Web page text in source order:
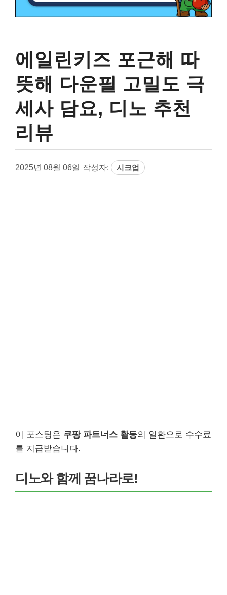
에일린키즈 포근해 따
뜻해 다운필 고밀도 극
세사 담요, 디노 추천
리뷰
2025년 08월 06일 작성자: 시크업
이 포스팅은 쿠팡 파트너스 활동의 일환으로 수수료
를 지급받습니다.
디노와 함께 꿈나라로!